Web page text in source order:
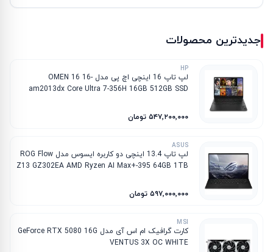
جدیدترین محصولات
HP
لپ تاپ 16 اینچی اچ پی مدل OMEN 16 16-
am2013dx Core Ultra 7-356H 16GB 512GB SSD
۵۴۷٬۲۰۰٬۰۰۰ تومان
ASUS
لپ تاپ 13.4 اینچی دو کاربره ایسوس مدل ROG Flow
Z13 GZ302EA AMD Ryzen AI Max+-395 64GB 1TB
۵۹۷٬۰۰۰٬۰۰۰ تومان
MSI
کارت گرافیک ام‌ اس‌ آی مدل GeForce RTX 5080 16G
VENTUS 3X OC WHITE